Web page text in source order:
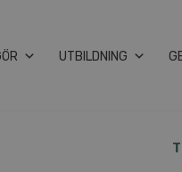
UTBILDNING